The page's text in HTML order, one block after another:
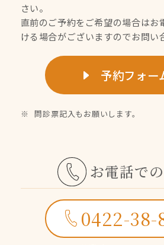
さい。
直前のご予約をご希望の場合はお
ける場合がございますのでお問い
予約フォー
問診票記入もお願いします。
お電話で
0422-38-